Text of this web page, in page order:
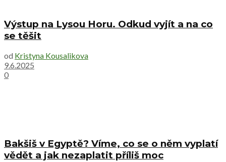
Výstup na Lysou Horu. Odkud vyjít a na co
se těšit
od Kristyna Kousalikova
9.6.2025
0
Bakšiš v Egyptě? Víme, co se o něm vyplatí
vědět a jak nezaplatit příliš moc